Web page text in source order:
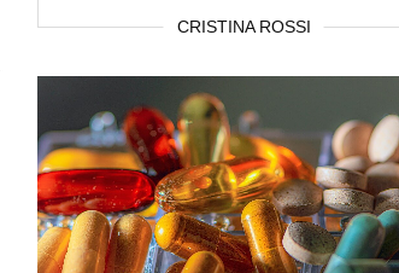
CRISTINA ROSSI